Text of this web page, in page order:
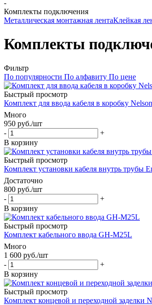
-
Комплекты подключения
Металлическая монтажная лентаКлейкая
Комплекты
Фильтр
По популярности По алфавиту По цене
Быстрый просмотр
Комплект для ввода кабеля в коробку
Много
950 руб./шт
-
+
В корзину
Быстрый просмотр
Комплект установки кабеля внутрь трубы
Достаточно
800 руб./шт
-
+
В корзину
Быстрый просмотр
Комплект кабельного ввода GH-M25L
Много
1 600 руб./шт
-
+
В корзину
Быстрый просмотр
Комплект концевой и переходной заделки